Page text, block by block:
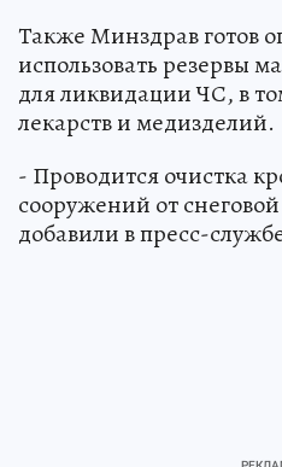
Также Минздрав готов
использовать резервы
для ликвидации ЧС, в
лекарств и медизделий.
- Проводится очистка
сооружений от
добавили в пресс-